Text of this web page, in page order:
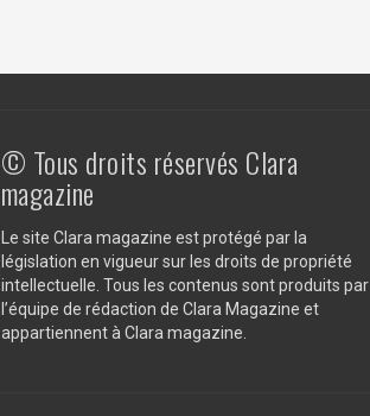
© Tous droits réservés Clara
magazine
Le site Clara magazine est protégé par la
législation en vigueur sur les droits de propriété
intellectuelle. Tous les contenus sont produits par
l’équipe de rédaction de Clara Magazine et
appartiennent à Clara magazine.